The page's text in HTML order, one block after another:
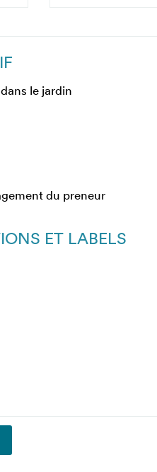
le jardin
du preneur
ET LABELS